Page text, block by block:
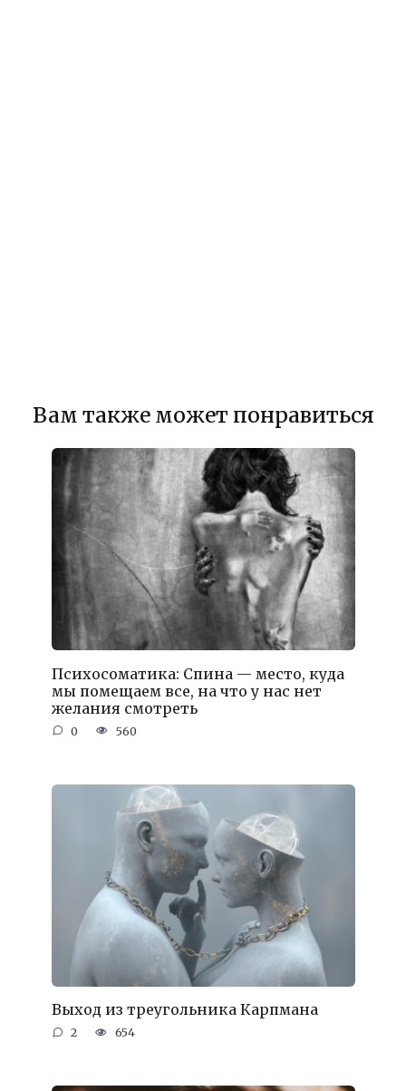
Вам также может понравиться
Психосоматика: Спина — место, куда
мы помещаем все, на что у нас нет
желания смотреть
0 560
Выход из треугольника Карпмана
2 654